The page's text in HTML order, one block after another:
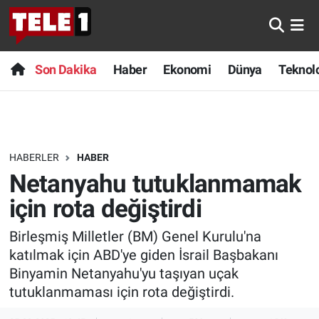
Son Dakika Haber Ekonomi Dünya
HABERLER HABER
Netanyahu tutuklanmamak
için rota değiştirdi
Birleşmiş Milletler (BM) Genel Kurulu'na
katılmak için ABD'ye giden İsrail Başbakanı
Binyamin Netanyahu'yu taşıyan uçak
tutuklanmaması için rota değiştirdi.
Anında Manşet
Başka Sohbetler
Bilim turu
Bilim ve Teknoloji Evreni
Doğa Konuşuyor
Dünya
Son Dakika
Haber
Dünya
Teknoloji
Sağlık
Spor
Nöbetçi Eczaneler
Hava Durumu
Trafik Durumu
Süper Lig Puan Durumu ve Fikstür
Tüm Manşetler
Son Dakika Haberleri